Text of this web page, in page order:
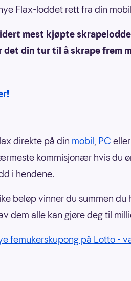
Flax-loddet rett fra din
mest kjøpte
det din tur til å skrape frem
direkte på din mobil, PC eller
kommisjonær hvis du
i hendene.
beløp vinner du summen du
dem alle kan gjøre deg til
femukerskupong på Lotto -